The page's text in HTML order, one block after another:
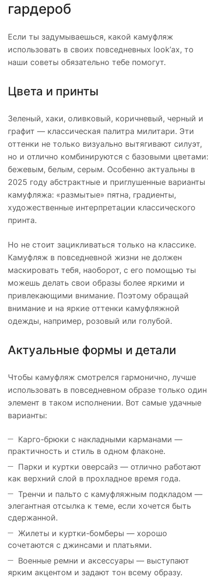
гардероб
Если ты задумываешься, какой камуфляж
использовать в своих повседневных look’ах, то
наши советы обязательно тебе помогут.
Цвета и принты
Зеленый, хаки, оливковый, коричневый, черный и
графит — классическая палитра милитари. Эти
оттенки не только визуально вытягивают силуэт,
но и отлично комбинируются с базовыми цветами:
бежевым, белым, серым. Особенно актуальны в
2025 году абстрактные и приглушенные варианты
камуфляжа: «размытые» пятна, градиенты,
художественные интерпретации классического
принта.
Но не стоит зацикливаться только на классике.
Камуфляж в повседневной жизни не должен
маскировать тебя, наоборот, с его помощью ты
можешь делать свои образы более яркими и
привлекающими внимание. Поэтому обращай
внимание и на яркие оттенки камуфляжной
одежды, например, розовый или голубой.
Актуальные формы и детали
Чтобы камуфляж смотрелся гармонично, лучше
использовать в повседневном образе только один
элемент в таком исполнении. Вот самые удачные
варианты:
Карго-брюки с накладными карманами —
практичность и стиль в одном флаконе.
Парки и куртки оверсайз — отлично работают
как верхний слой в прохладное время года.
Тренчи и пальто с камуфляжным подкладом —
элегантная отсылка к теме, если хочется быть
сдержанной.
Жилеты и куртки-бомберы — хорошо
сочетаются с джинсами и платьями.
Военные ремни и аксессуары — выступают
ярким акцентом и задают тон всему образу.